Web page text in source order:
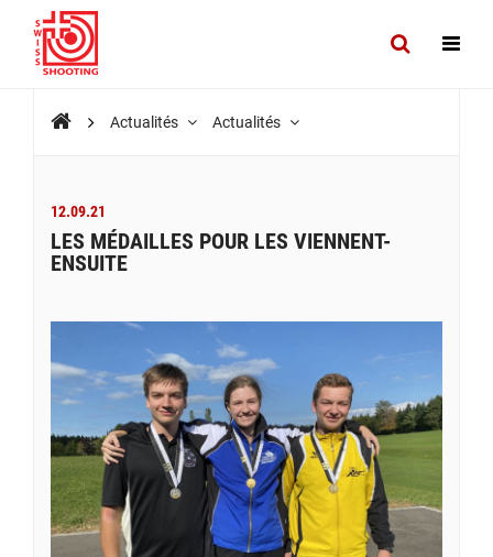
Actualités Actualités
12.09.21
LES MÉDAILLES POUR LES VIENNENT-
ENSUITE